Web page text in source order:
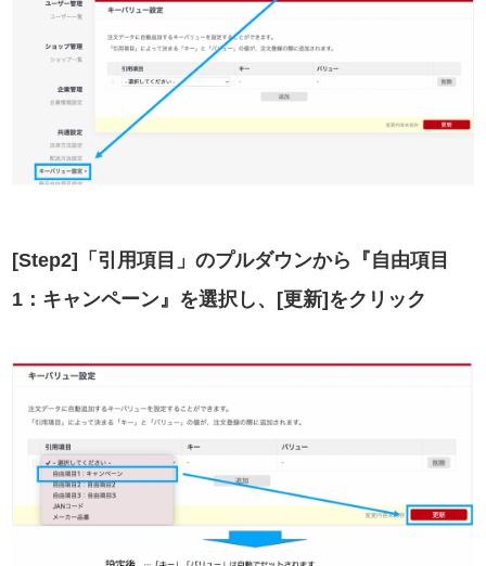
[Step2]「引用項目」のプルダウンから『自由項目
1：キャンペーン』を選択し、[更新]をクリック